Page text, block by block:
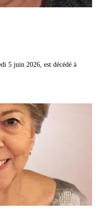
5 juin 2026, est décédé à